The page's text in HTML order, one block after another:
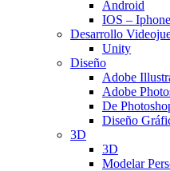
Android
IOS – Iphone
Desarrollo
Unity
Diseño
Adobe
Adobe
De
Diseño
3D
3D
Modelar